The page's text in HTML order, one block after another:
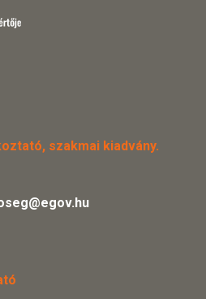
szakmai kiadvány.